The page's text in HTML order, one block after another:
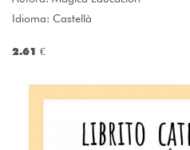
Idioma: Castellà
2.61 €